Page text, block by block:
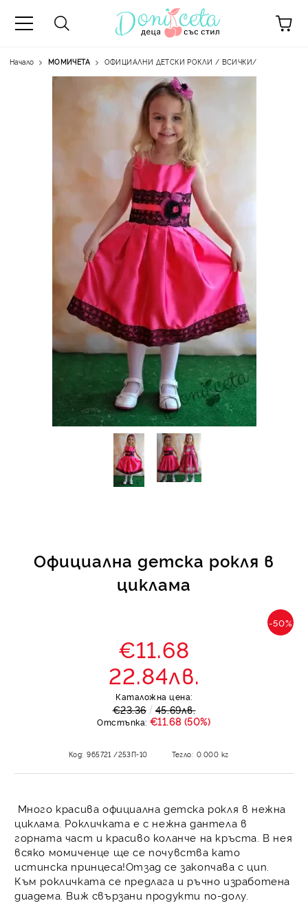
Начало МОМИЧЕТА ОФИЦИАЛНИ ДЕТСКИ РОКЛИ / ВСИЧКИ/
Официална детска рокля в
циклама
-50%
€11.68
22.84лв.
Каталожна цена:
€23.36 45.69лв.
Отстъпка: €11.68 (50%)
Код: 965721 /253П-10 Тегло: 0.000 кг
Много красива официална детска рокля в нежна
циклама. Рокличката е с нежна дантела в
горната част и красиво коланче на кръста. В нея
всяко момиченце ще се почувства като
истинска принцеса!Отзад се закопчава с цип.
Към рокличката се предлага и ръчно изработена
диадема. Виж свързани продукти по-долу.